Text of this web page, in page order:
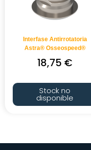
Interfase Antirrotatoria
Astra® Osseospeed®
18,75 €
Stock no
disponible